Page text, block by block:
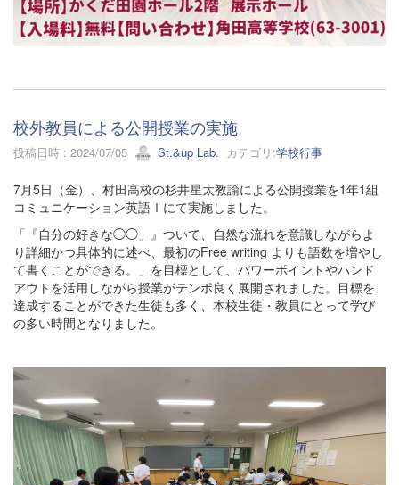
校外教員による公開授業の実施
投稿日時 : 2024/07/05 St.&up Lab. カテゴリ:学校行事
7月5日（金）、村田高校の杉井星太教諭による公開授業を1年1組
コミュニケーション英語Ⅰにて実施しました。
「『自分の好きな◯◯」』ついて、自然な流れを意識しながらよ
り詳細かつ具体的に述べ、最初のFree writing よりも語数を増やし
て書くことができる。」を目標として、パワーポイントやハンド
アウトを活用しながら授業がテンポ良く展開されました。目標を
達成することができた生徒も多く、本校生徒・教員にとって学び
の多い時間となりました。